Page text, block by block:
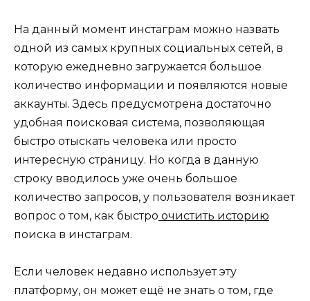
На данный момент инстаграм можно назвать
одной из самых крупных социальных сетей, в
которую ежедневно загружается большое
количество информации и появляются новые
аккаунты. Здесь предусмотрена достаточно
удобная поисковая система, позволяющая
быстро отыскать человека или просто
интересную страницу. Но когда в данную
строку вводилось уже очень большое
количество запросов, у пользователя возникает
вопрос о том, как быстро очистить историю
поиска в инстаграм.
Если человек недавно использует эту
платформу, он может ещё не знать о том, где